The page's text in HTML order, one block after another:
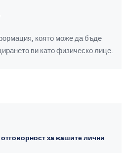
която може да бъде
ви като физическо лице.
за вашите лични